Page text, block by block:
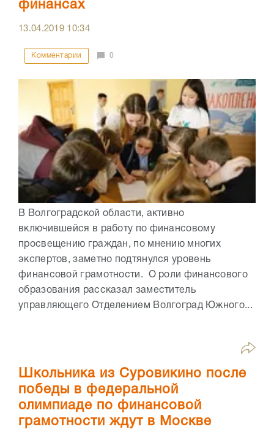
финансах
13.04.2019 10:34
Комментарии 0
В Волгоградской области, активно
включившейся в работу по финансовому
просвещению граждан, по мнению многих
экспертов, заметно подтянулся уровень
финансовой грамотности. О роли финансового
образования рассказал заместитель
управляющего Отделением Волгоград Южного...
Школьника из Суровикино после
победы в федеральной
олимпиаде по финансовой
грамотности ждут в Москве